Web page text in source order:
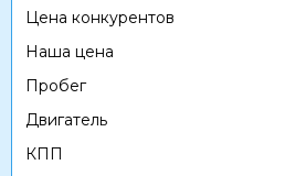
Цена конкурентов
Наша цена
Пробег
Двигатель
КПП